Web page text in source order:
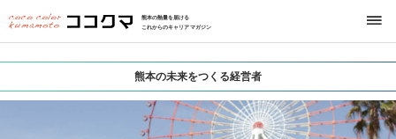
熊本の熱量を届ける
これからのキャリアマガジン
熊本の未来をつくる経営者